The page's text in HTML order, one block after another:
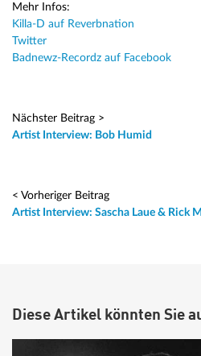
Mehr Infos:
Killa-D auf Reverbnation
Twitter
Badnewz-Recordz auf Facebook
Nächster Beitrag >
Artist Interview: Bob Humid
< Vorheriger Beitrag
Artist Interview: Sascha Laue & Rick
Diese Artikel könnten Sie